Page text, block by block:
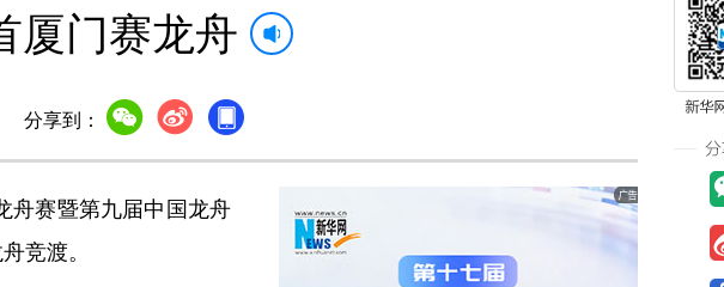
厦门赛龙舟
分享到：
舟赛暨第九届中国龙舟
竞渡。